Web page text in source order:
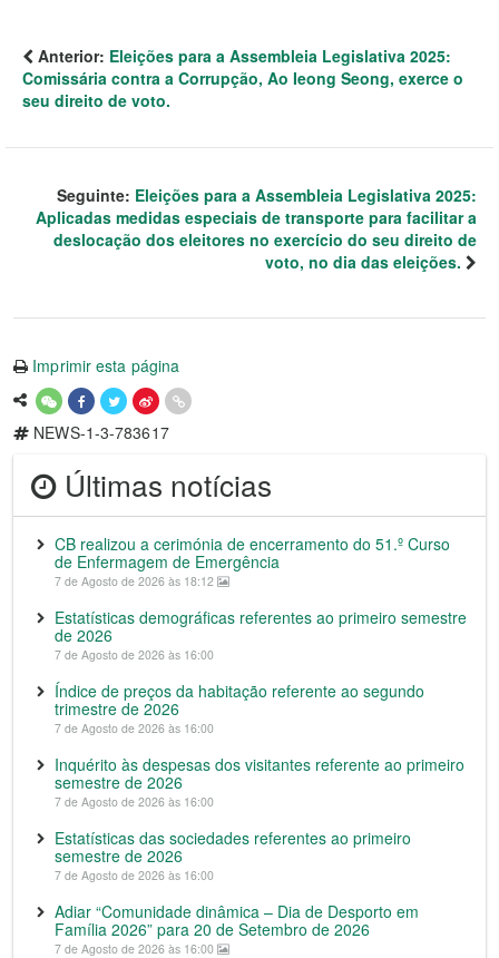
Anterior: Eleições para a Assembleia Legislativa 2025:
Comissária contra a Corrupção, Ao Ieong Seong, exerce o
seu direito de voto.
Seguinte: Eleições para a Assembleia Legislativa 2025:
Aplicadas medidas especiais de transporte para facilitar a
deslocação dos eleitores no exercício do seu direito de
voto, no dia das eleições.
Imprimir esta página
NEWS-1-3-783617
Últimas notícias
CB realizou a cerimónia de encerramento do 51.º Curso
de Enfermagem de Emergência
7 de Agosto de 2026 às 18:12
Estatísticas demográficas referentes ao primeiro semestre
de 2026
7 de Agosto de 2026 às 16:00
Índice de preços da habitação referente ao segundo
trimestre de 2026
7 de Agosto de 2026 às 16:00
Inquérito às despesas dos visitantes referente ao primeiro
semestre de 2026
7 de Agosto de 2026 às 16:00
Estatísticas das sociedades referentes ao primeiro
semestre de 2026
7 de Agosto de 2026 às 16:00
Adiar “Comunidade dinâmica – Dia de Desporto em
Família 2026” para 20 de Setembro de 2026
7 de Agosto de 2026 às 16:00